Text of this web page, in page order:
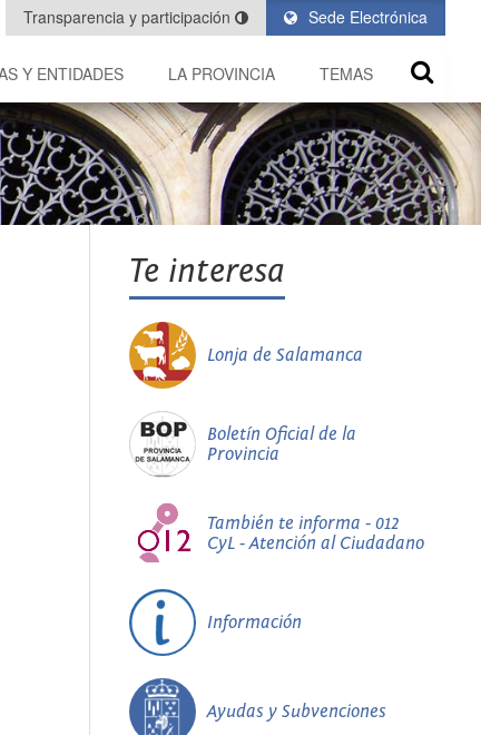
Sede Electrónica
Transparencia y participación
Y ENTIDADES LA PROVINCIA TEMAS
Te interesa
Lonja de Salamanca
Boletín Oficial de la
Provincia
También te informa - 012
CyL - Atención al Ciudadano
Información
Ayudas y Subvenciones